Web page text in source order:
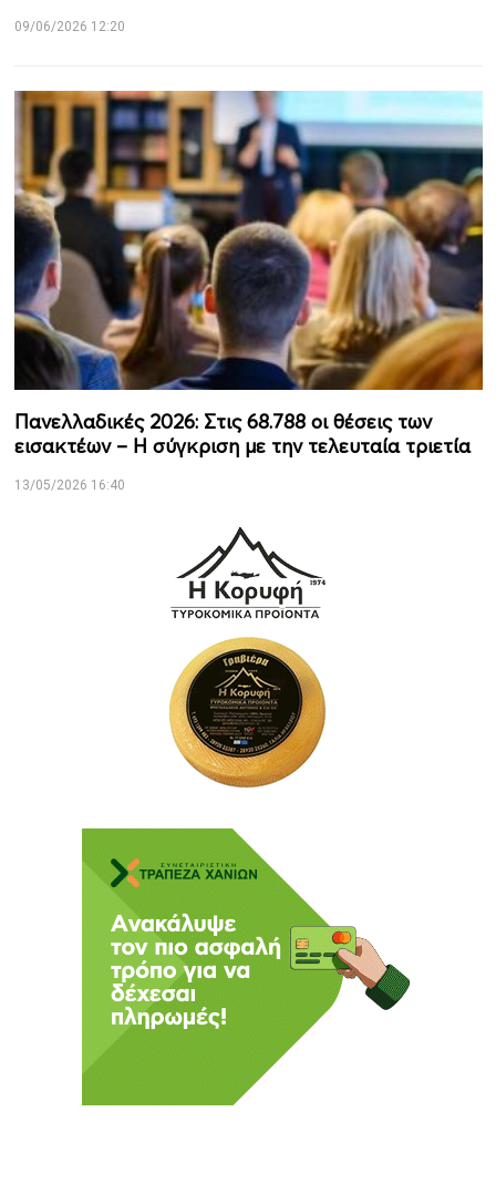
09/06/2026 12:20
Πανελλαδικές 2026: Στις 68.788 οι θέσεις των
εισακτέων – Η σύγκριση με την τελευταία τριετία
13/05/2026 16:40